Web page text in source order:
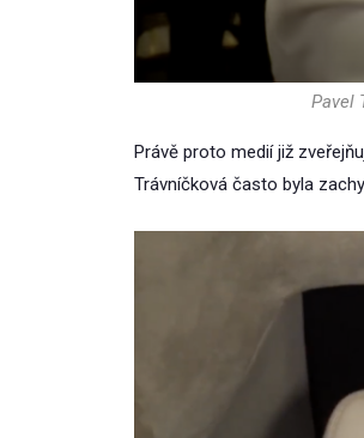
Pavel
Právě proto medií již
Trávníčková často byla